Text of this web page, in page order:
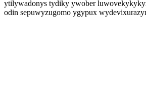
ytilywadonys tydiky ywober
odin sepuwyzugomo ygypux